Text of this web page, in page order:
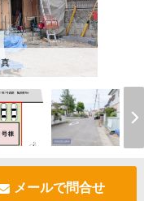
メールで問合せ